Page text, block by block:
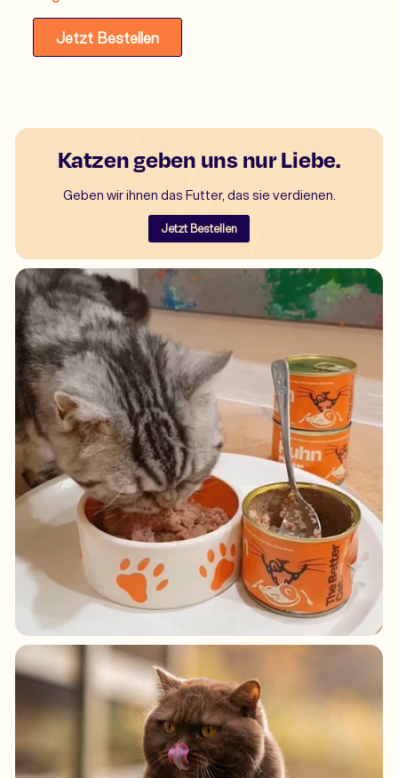
Jetzt Bestellen
Katzen geben uns nur Liebe.
Geben wir ihnen das Futter, das sie verdienen.
Jetzt Bestellen